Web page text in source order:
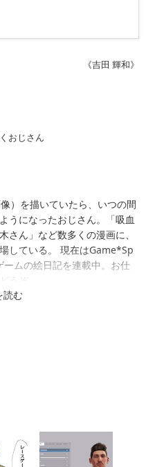
《吉田 輝和》
おじさん
）を描いていたら、いつの間
うになったおじさん。「吸血
さん」など数多くの漫画に、
している。 現在はGame*Sp
ムの絵日記を連載中。お仕
うぞ。
む